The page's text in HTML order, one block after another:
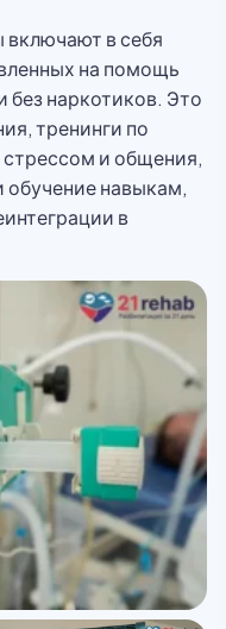
в себя
на помощь
без наркотиков. Это
тренинги по
и общения,
навыкам,
в